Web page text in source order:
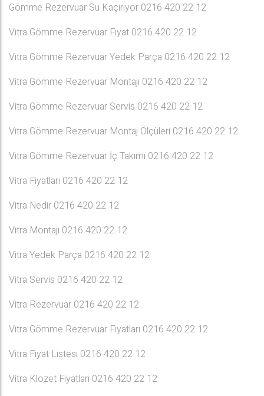
Gömme Rezervuar Su Kaçırıyor 0216 420 22 12
Vitra Gömme Rezervuar Fiyat 0216 420 22 12
Vitra Gömme Rezervuar Yedek Parça 0216 420 22 12
Vitra Gömme Rezervuar Montajı 0216 420 22 12
Vitra Gömme Rezervuar Servis 0216 420 22 12
Vitra Gömme Rezervuar Montaj Ölçüleri 0216 420 22 12
Vitra Gömme Rezervuar İç Takımı 0216 420 22 12
Vitra Fiyatları 0216 420 22 12
Vitra Nedir 0216 420 22 12
Vitra Montajı 0216 420 22 12
Vitra Yedek Parça 0216 420 22 12
Vitra Servis 0216 420 22 12
Vitra Rezervuar 0216 420 22 12
Vitra Gömme Rezervuar Fiyatları 0216 420 22 12
Vitra Fiyat Listesi 0216 420 22 12
Vitra Klozet Fiyatları 0216 420 22 12